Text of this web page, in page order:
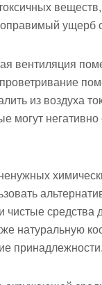
ущерб
вентиляция
из воздуха
могут негативно
чистые средства
натуральную
принадлежности.